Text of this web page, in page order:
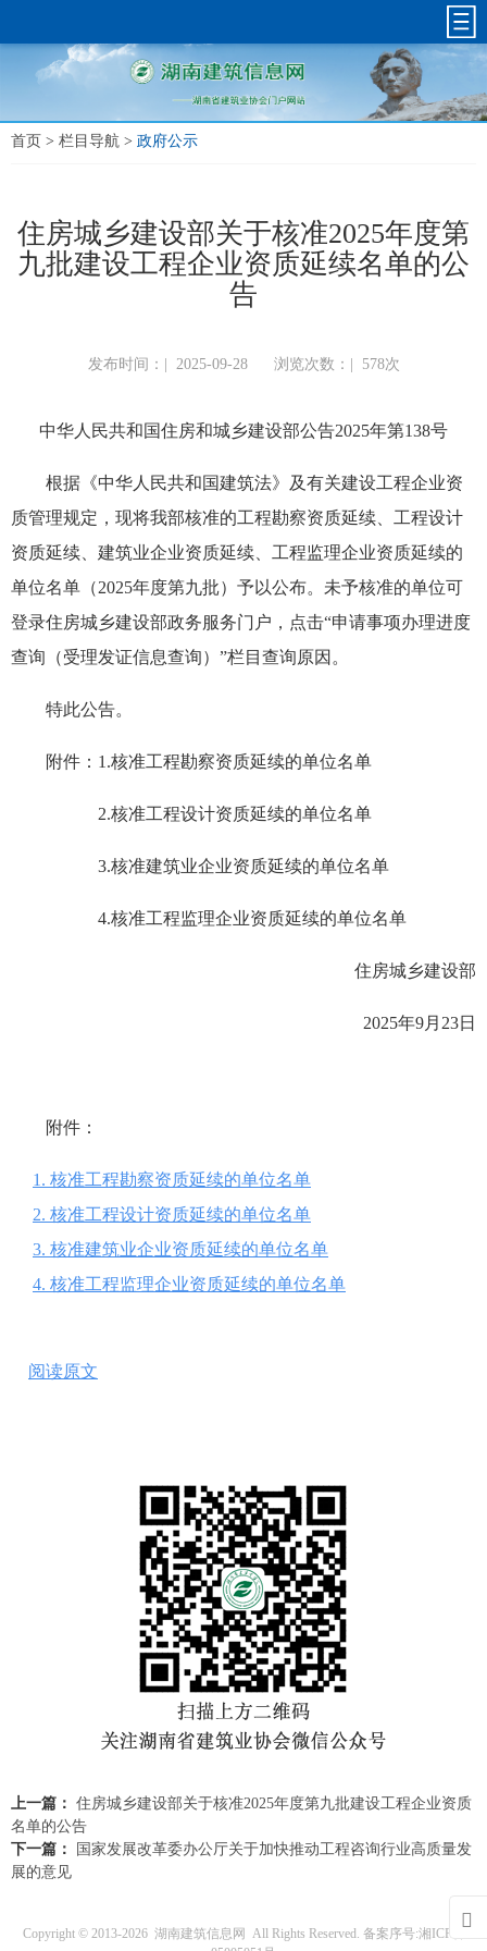
首页 > 栏目导航 > 政府公示
住房城乡建设部关于核准2025年度第
九批建设工程企业资质延续名单的公
告
发布时间：| 2025-09-28 浏览次数：| 578次
中华人民共和国住房和城乡建设部公告2025年第138号
根据《中华人民共和国建筑法》及有关建设工程企业资
质管理规定，现将我部核准的工程勘察资质延续、工程设计
资质延续、建筑业企业资质延续、工程监理企业资质延续的
单位名单（2025年度第九批）予以公布。未予核准的单位可
登录住房城乡建设部政务服务门户，点击“申请事项办理进度
查询（受理发证信息查询）”栏目查询原因。
特此公告。
附件：1.核准工程勘察资质延续的单位名单
2.核准工程设计资质延续的单位名单
3.核准建筑业企业资质延续的单位名单
4.核准工程监理企业资质延续的单位名单
住房城乡建设部
2025年9月23日
附件：
1. 核准工程勘察资质延续的单位名单
2. 核准工程设计资质延续的单位名单
3. 核准建筑业企业资质延续的单位名单
4. 核准工程监理企业资质延续的单位名单
阅读原文
上一篇： 住房城乡建设部关于核准2025年度第九批建设工程企业资质
名单的公告
下一篇：
国家发展改革委办公厅关于加快推动工程咨询行业高质量发
展的意见
Copyright © 2013-2026 湖南建筑信息网 All Rights Reserved. 备案序号:湘ICP备
